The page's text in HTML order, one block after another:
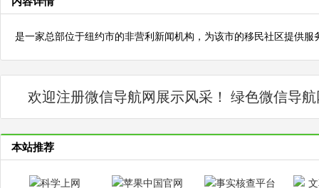
是一家总部位于纽约市的非营利新闻机构，为该市的移民社区提供服
欢迎注册微信导航网展示风采！ 绿色微信导
本站推荐